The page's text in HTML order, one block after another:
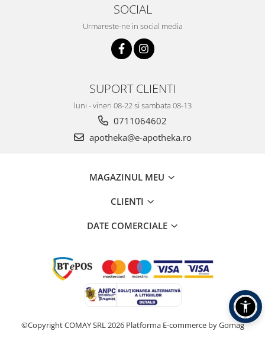
SOCIAL
Urmareste-ne in social media
SUPORT CLIENTI
luni - vineri 08-22 si sambata 08-13
0711064602
apotheka@e-apotheka.ro
MAGAZINUL MEU
CLIENTI
DATE COMERCIALE
©Copyright COMAY SRL 2026 Platforma E-commerce by Gomag